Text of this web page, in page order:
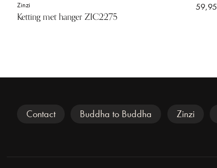
Zinzi
Ketting met hanger ZIC2275
59,95
Veel gezocht
Contact Buddha to Buddha Zinzi